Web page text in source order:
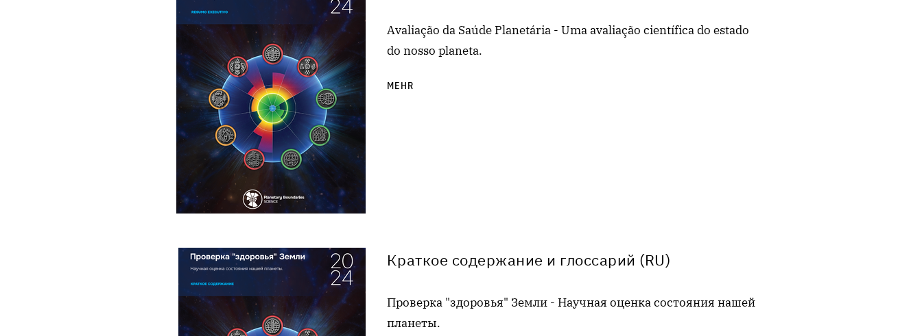
Avaliação da Saúde Planetária - Uma avaliação científica do estado
do nosso planeta.
MEHR
Краткое содержание и глоссарий (RU)
Проверка "здоровья" Земли - Научная оценка состояния нашей
планеты.